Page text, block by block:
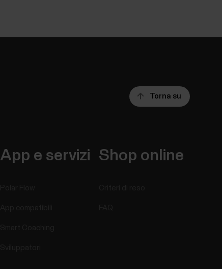
Torna su
App e servizi Shop online